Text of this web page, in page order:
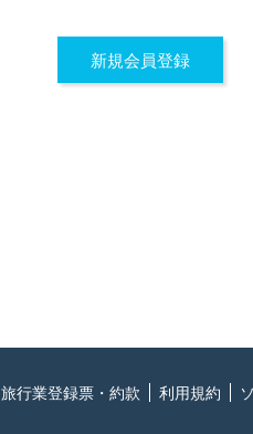
新規会員登録
旅行業登録票・約款 利用規約